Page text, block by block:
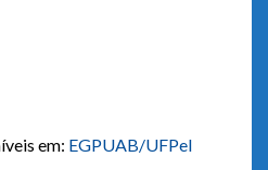
em: EGPUAB/UFPel